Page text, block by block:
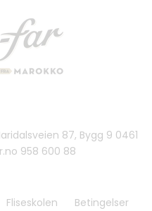
87, Bygg 9 0461
958 600 88
Fliseskolen Betingelser